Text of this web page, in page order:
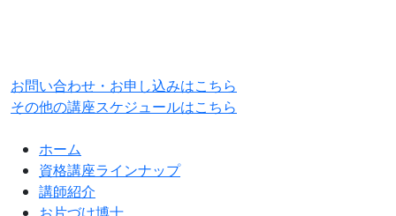
お問い合わせ・お申し込みはこちら
その他の講座スケジュールはこちら
ホーム
資格講座ラインナップ
講師紹介